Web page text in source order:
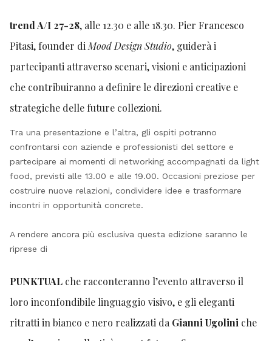
trend A/I 27-28, alle 12.30 e alle 18.30. Pier Francesco
Pitasi, founder diMood Design Studio, guiderà i
partecipanti attraverso scenari, visioni e anticipazioni
che contribuiranno a definire le direzioni creative e
strategiche delle future collezioni.
Tra una presentazione e l’altra, gli ospiti potranno
confrontarsi con aziende e professionisti del settore e
partecipare ai momenti di networking accompagnati da light
food, previsti alle 13.00 e alle 19.00. Occasioni preziose per
costruire nuove relazioni, condividere idee e trasformare
incontri in opportunità concrete.
A rendere ancora più esclusiva questa edizione saranno le
riprese di
PUNKTUALche racconteranno l’evento attraverso il
loro inconfondibile linguaggio visivo, e gli eleganti
ritratti in bianco e nero realizzati daGianni Ugolini che